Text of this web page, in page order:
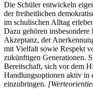
Die Schüler entwickeln
der freiheitlichen
im schulischen Alltag
Dazu gehören
Akzeptanz, der
mit Vielfalt sowie Respekt
zukünftigen Generationen.
Bereitschaft, sich vor dem
Handlungsoptionen aktiv in
einzubringen.